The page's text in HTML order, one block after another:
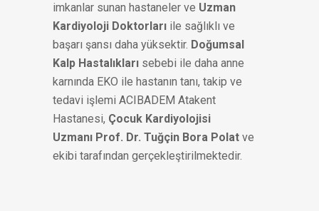
imkanlar sunan hastaneler ve Uzman
Kardiyoloji Doktorları ile sağlıklı ve
başarı şansı daha yüksektir. Doğumsal
Kalp Hastalıkları sebebi ile daha anne
karnında EKO ile hastanın tanı, takip ve
tedavi işlemi ACIBADEM Atakent
Hastanesi, Çocuk Kardiyolojisi
Uzmanı Prof. Dr. Tuğçin Bora Polat ve
ekibi tarafından gerçekleştirilmektedir.